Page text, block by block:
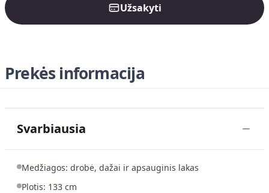
Užsakyti
Prekės informacija
Svarbiausia
Medžiagos: drobė, dažai ir apsauginis lakas
Plotis: 133 cm